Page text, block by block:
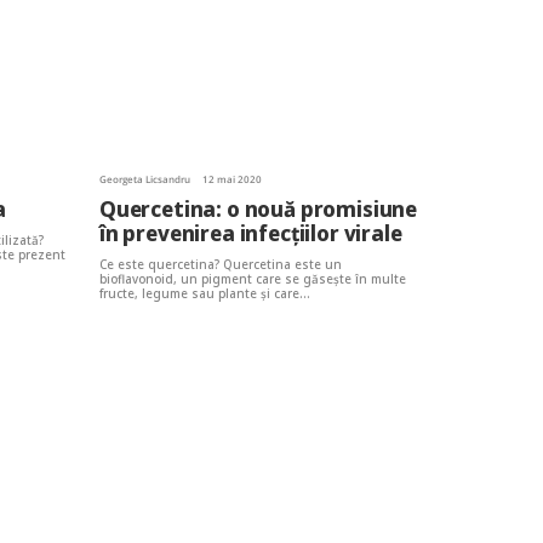
prezent
Georgeta Licsandru 12 mai 2020
Quercetina: o nouă promisiune
în prevenirea infecțiilor virale
Ce este quercetina? Quercetina este un
bioflavonoid, un pigment care se găsește în multe
fructe, legume sau plante și care…